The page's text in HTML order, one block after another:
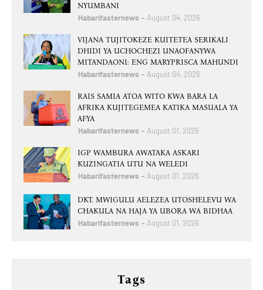
NYUMBANI
Habarifasternews August 04, 2026
VIJANA TUJITOKEZE KUITETEA SERIKALI
DHIDI YA UCHOCHEZI UNAOFANYWA
MITANDAONI: ENG MARYPRISCA MAHUNDI
Habarifasternews August 04, 2026
RAIS SAMIA ATOA WITO KWA BARA LA
AFRIKA KUJITEGEMEA KATIKA MASUALA YA
AFYA
Habarifasternews August 01, 2026
IGP WAMBURA AWATAKA ASKARI
KUZINGATIA UTU NA WELEDI
Habarifasternews August 01, 2026
DKT. MWIGULU AELEZEA UTOSHELEVU WA
CHAKULA NA HAJA YA UBORA WA BIDHAA
Habarifasternews August 01, 2026
Tags